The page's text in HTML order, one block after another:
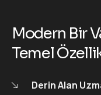
Modern Bir
Temel
Derin Alan